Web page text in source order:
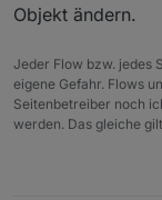
und es
oder
Objekt ändern.
Jeder Flow bzw. jedes
eigene Gefahr. Flows
Seitenbetreiber noch
werden. Das gleiche